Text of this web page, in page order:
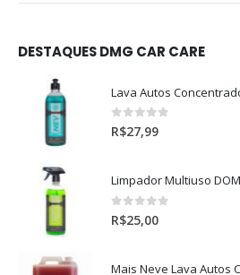
DESTAQUES DMG CAR CARE
0out of 5
R$27,99
0out of 5
R$25,00